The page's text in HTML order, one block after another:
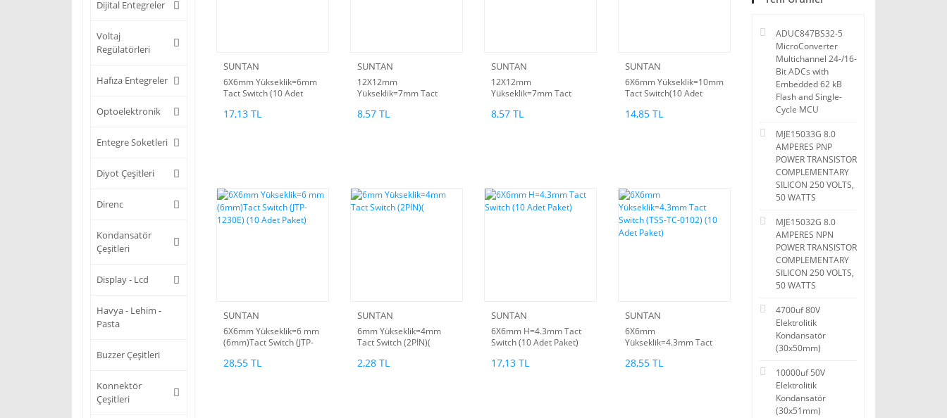
Dijital Entegreler
Voltaj
Regülatörleri
Hafıza Entegreler
Optoelektronik
Entegre Soketleri
Diyot Çeşitleri
Direnc
Kondansatör
Çeşitleri
Display - Lcd
Havya - Lehim -
Pasta
Buzzer Çeşitleri
Konnektör
Çeşitleri
SUNTAN
6X6mm Yükseklik=6mm
Tact Switch (10 Adet
17,13 TL
SUNTAN
12X12mm
Yükseklik=7mm Tact
8,57 TL
SUNTAN
12X12mm
Yükseklik=7mm Tact
8,57 TL
SUNTAN
6X6mm Yükseklik=10mm
Tact Switch(10 Adet
14,85 TL
SUNTAN
6X6mm Yükseklik=6 mm
(6mm)Tact Switch (JTP-
28,55 TL
SUNTAN
6mm Yükseklik=4mm
Tact Switch (2PİN)(
2,28 TL
SUNTAN
6X6mm H=4.3mm Tact
Switch (10 Adet Paket)
17,13 TL
SUNTAN
6X6mm
Yükseklik=4.3mm Tact
Adet Paket)
28,55 TL
ADUC847BS32-5
MicroConverter
Multichannel 24-/16-
Bit ADCs with
Embedded 62 kB
Flash and Single-
Cycle MCU
MJE15033G 8.0
AMPERES PNP
POWER TRANSISTOR
COMPLEMENTARY
SILICON 250 VOLTS,
50 WATTS
MJE15032G 8.0
AMPERES NPN
POWER TRANSISTOR
COMPLEMENTARY
SILICON 250 VOLTS,
50 WATTS
4700uf 80V
Elektrolitik
Kondansatör
(30x50mm)
10000uf 50V
Elektrolitik
Kondansatör
(30x51mm)